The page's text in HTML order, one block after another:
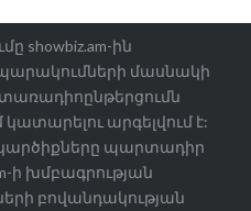
showbiz.am-ին
մասնակի
կատարելու արգելվում է:
պարտադիր
ի խմբագրության
բովանդակության